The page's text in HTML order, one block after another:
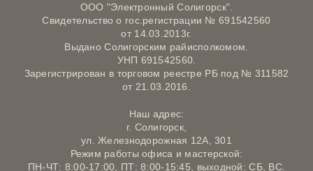
ООО "Электронный Солигорск".
Свидетельство о гос.регистрации № 691542560
от 14.03.2013г.
Выдано Солигорским райисполкомом.
УНП 691542560.
Зарегистрирован в торговом реестре РБ под № 311582
от 21.03.2016.
Наш адрес:
г. Солигорск,
ул. Железнодорожная 12А, 301
Режим работы офиса и мастерской:
ПН-ЧТ: 8:00-17:00, ПТ: 8:00-15:45, выходной: СБ, ВС.